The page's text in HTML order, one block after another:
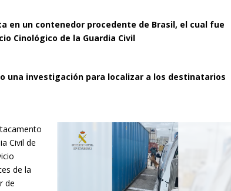
en un contenedor procedente de Brasil, el cual fue
Cinológico de la Guardia Civil
una investigación para localizar a los destinatarios
Civil de
de la
de